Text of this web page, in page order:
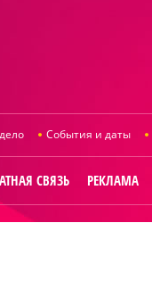
События и даты
СВЯЗЬ РЕКЛАМА